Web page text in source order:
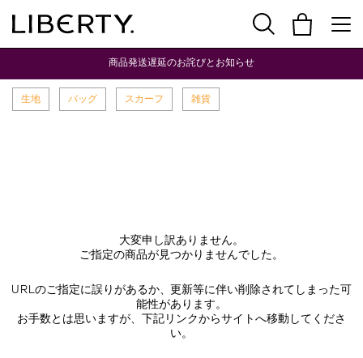
商品発送遅延のお詫びとお知らせ
生地 バッグ スカーフ 雑貨
大変申し訳ありません。
ご指定の商品が見つかりませんでした。
URLのご指定に誤りがあるか、更新等に伴い削除されてしまった可
能性があります。
お手数とは思いますが、下記リンクからサイトへ移動してくださ
い。